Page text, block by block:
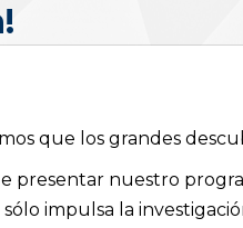
que los grandes
presentar nuestro
impulsa la